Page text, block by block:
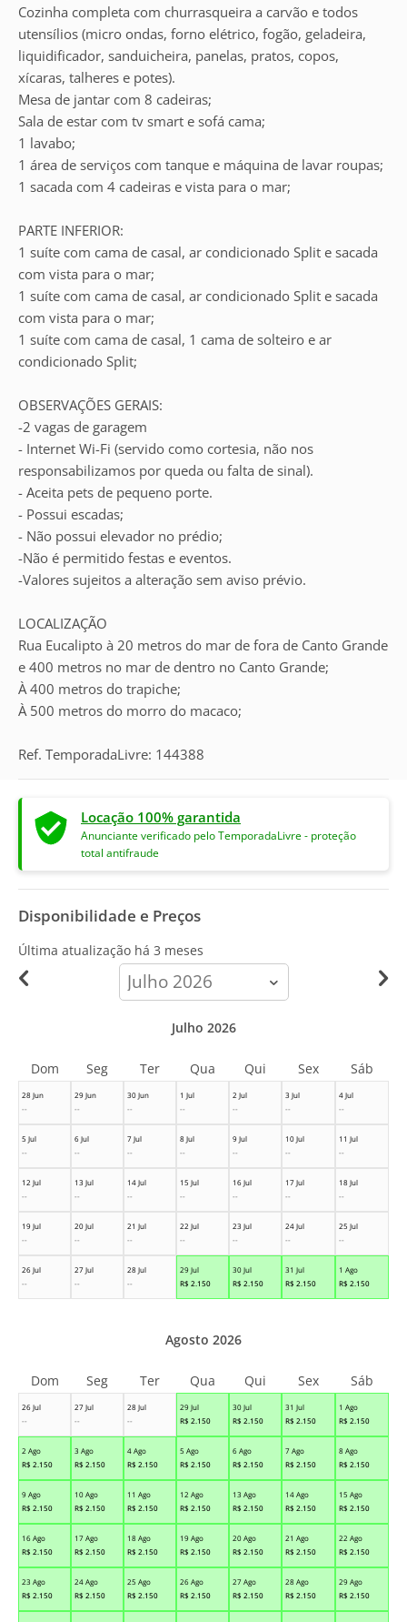
Cozinha completa com churrasqueira a carvão e todos
utensílios (micro ondas, forno elétrico, fogão, geladeira,
liquidificador, sanduicheira, panelas, pratos, copos,
xícaras, talheres e potes).
Mesa de jantar com 8 cadeiras;
Sala de estar com tv smart e sofá cama;
1 lavabo;
1 área de serviços com tanque e máquina de lavar roupas;
1 sacada com 4 cadeiras e vista para o mar;
PARTE INFERIOR:
1 suíte com cama de casal, ar condicionado Split e sacada
com vista para o mar;
1 suíte com cama de casal, ar condicionado Split e sacada
com vista para o mar;
1 suíte com cama de casal, 1 cama de solteiro e ar
condicionado Split;
OBSERVAÇÕES GERAIS:
-2 vagas de garagem
- Internet Wi-Fi (servido como cortesia, não nos
responsabilizamos por queda ou falta de sinal).
- Aceita pets de pequeno porte.
- Possui escadas;
- Não possui elevador no prédio;
-Não é permitido festas e eventos.
-Valores sujeitos a alteração sem aviso prévio.
LOCALIZAÇÃO
Rua Eucalipto à 20 metros do mar de fora de Canto Grande
e 400 metros no mar de dentro no Canto Grande;
À 400 metros do trapiche;
À 500 metros do morro do macaco;
Ref. TemporadaLivre: 144388
Locação 100% garantida
Anunciante verificado pelo TemporadaLivre - proteção
total antifraude
Disponibilidade e Preços
Última atualização há 3 meses
calendar-
month
28 Jun
--
29 Jun
--
30 Jun
--
1 Jul
--
2 Jul
--
3 Jul
--
4 Jul
--
5 Jul
--
6 Jul
--
7 Jul
--
8 Jul
--
9 Jul
--
10 Jul
--
11 Jul
--
12 Jul
--
13 Jul
--
14 Jul
--
15 Jul
--
16 Jul
--
17 Jul
--
18 Jul
--
19 Jul
--
20 Jul
--
21 Jul
--
22 Jul
--
23 Jul
--
24 Jul
--
25 Jul
--
26 Jul
--
27 Jul
--
28 Jul
--
29 Jul
R$ 2.150
30 Jul
R$ 2.150
31 Jul
R$ 2.150
1 Ago
R$ 2.150
Julho 2026
Dom Seg Ter Qua Qui Sex Sáb
26 Jul
--
27 Jul
--
28 Jul
--
29 Jul
R$ 2.150
30 Jul
R$ 2.150
31 Jul
R$ 2.150
1 Ago
R$ 2.150
2 Ago
R$ 2.150
3 Ago
R$ 2.150
4 Ago
R$ 2.150
5 Ago
R$ 2.150
6 Ago
R$ 2.150
7 Ago
R$ 2.150
8 Ago
R$ 2.150
9 Ago
R$ 2.150
10 Ago
R$ 2.150
11 Ago
R$ 2.150
12 Ago
R$ 2.150
13 Ago
R$ 2.150
14 Ago
R$ 2.150
15 Ago
R$ 2.150
16 Ago
R$ 2.150
17 Ago
R$ 2.150
18 Ago
R$ 2.150
19 Ago
R$ 2.150
20 Ago
R$ 2.150
21 Ago
R$ 2.150
22 Ago
R$ 2.150
23 Ago
R$ 2.150
24 Ago
R$ 2.150
25 Ago
R$ 2.150
26 Ago
R$ 2.150
27 Ago
R$ 2.150
28 Ago
R$ 2.150
29 Ago
R$ 2.150
Agosto 2026
Dom Seg Ter Qua Qui Sex Sáb